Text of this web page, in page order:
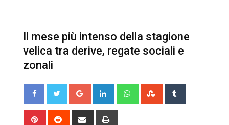
Il mese più intenso della stagione
velica tra derive, regate sociali e
zonali
Google+ LinkedIn WhatsappStumbleUpon
Pinterest Reddit
Share